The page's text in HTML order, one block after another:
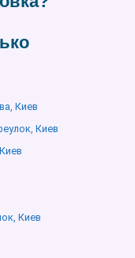
Киев
Киев
Киев